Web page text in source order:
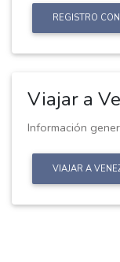
REGISTRO
Viajar a
Información
VIAJAR A